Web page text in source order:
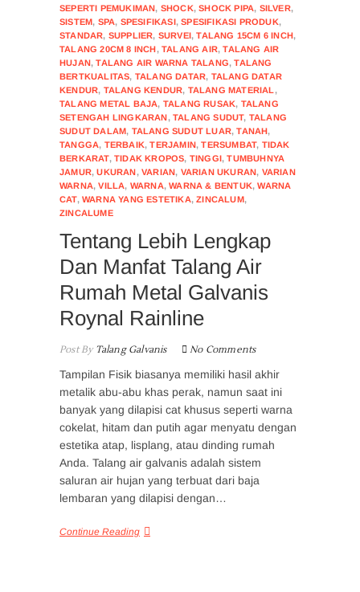
SEPERTI PEMUKIMAN, SHOCK,SHOCK PIPA, SILVER,
SISTEM, SPA, SPESIFIKASI,SPESIFIKASI PRODUK,
STANDAR, SUPPLIER, SURVEI,TALANG 15CM 6 INCH,
TALANG 20CM 8 INCH,TALANG AIR,TALANG AIR
HUJAN,TALANG AIR WARNA TALANG,TALANG
BERTKUALITAS, TALANG DATAR, TALANG DATAR
KENDUR, TALANG KENDUR, TALANG MATERIAL ,
TALANG METAL BAJA, TALANG RUSAK, TALANG
SETENGAH LINGKARAN,TALANG SUDUT, TALANG
SUDUT DALAM, TALANG SUDUT LUAR,TANAH,
TANGGA, TERBAIK,TERJAMIN,TERSUMBAT, TIDAK
BERKARAT,TIDAK KROPOS, TINGGI,TUMBUHNYA
JAMUR,UKURAN,VARIAN, VARIAN UKURAN, VARIAN
WARNA,VILLA, WARNA,WARNA & BENTUK,WARNA
CAT,WARNA YANG ESTETIKA,ZINCALUM,
ZINCALUME
Tentang Lebih Lengkap
Dan Manfat Talang Air
Rumah Metal Galvanis
Roynal Rainline
Post ByTalang Galvanis No Comments
Tampilan Fisik biasanya memiliki hasil akhir
metalik abu-abu khas perak, namun saat ini
banyak yang dilapisi cat khusus seperti warna
cokelat, hitam dan putih agar menyatu dengan
estetika atap, lisplang, atau dinding rumah
Anda. Talang air galvanis adalah sistem
saluran air hujan yang terbuat dari baja
lembaran yang dilapisi dengan…
Continue Reading